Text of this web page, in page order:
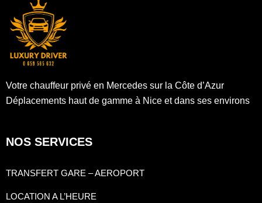
Votre chauffeur privé en Mercedes sur la Côte d’Azur
Déplacements haut de gamme à Nice et dans ses environs
NOS SERVICES
TRANSFERT GARE – AEROPORT
LOCATION A L’HEURE